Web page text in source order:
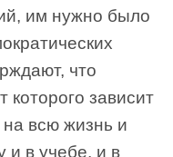
им нужно было
что
которого зависит
на всю жизнь и
и в учебе, и в